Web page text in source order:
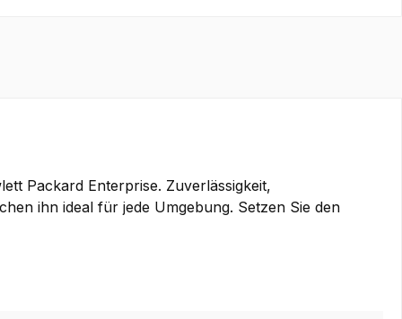
Packard Enterprise. Zuverlässigkeit,
ihn ideal für jede Umgebung. Setzen Sie den